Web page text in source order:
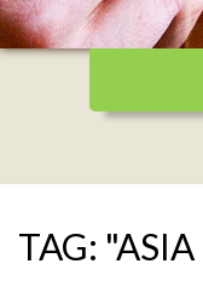
TAG: